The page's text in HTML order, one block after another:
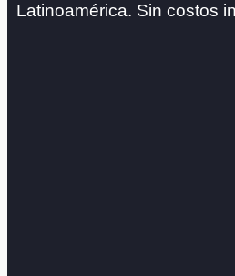
Latinoamérica. Sin costos